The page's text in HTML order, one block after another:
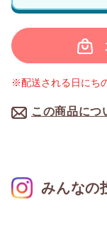
この商品につ
※配送される日にち
みんなの